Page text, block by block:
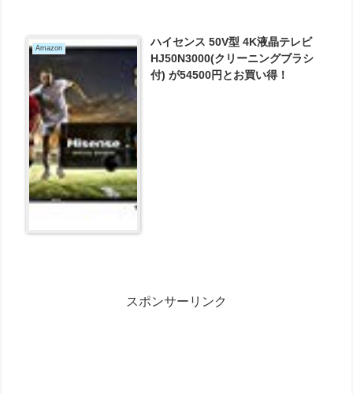
Amazon
ハイセンス 50V型 4K液晶テレビ
HJ50N3000(クリーニングブラシ
付) が54500円とお買い得！
スポンサーリンク